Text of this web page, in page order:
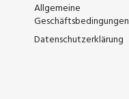
Allgemeine
Geschäftsbedingungen
Datenschutzerklärung